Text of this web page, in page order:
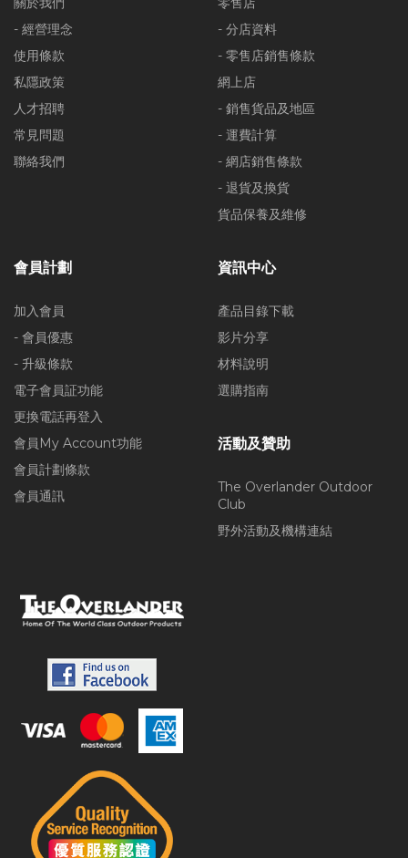
- 經營理念
使用條款
私隱政策
人才招聘
常見問題
聯絡我們
- 分店資料
- 零售店銷售條款
網上店
- 銷售貨品及地區
- 運費計算
- 網店銷售條款
- 退貨及換貨
貨品保養及維修
會員計劃
加入會員
- 會員優惠
- 升級條款
電子會員証功能
更換電話再登入
會員My Account功能
會員計劃條款
會員通訊
資訊中心
產品目錄下載
影片分享
材料說明
選購指南
活動及贊助
The Overlander Outdoor
Club
野外活動及機構連結